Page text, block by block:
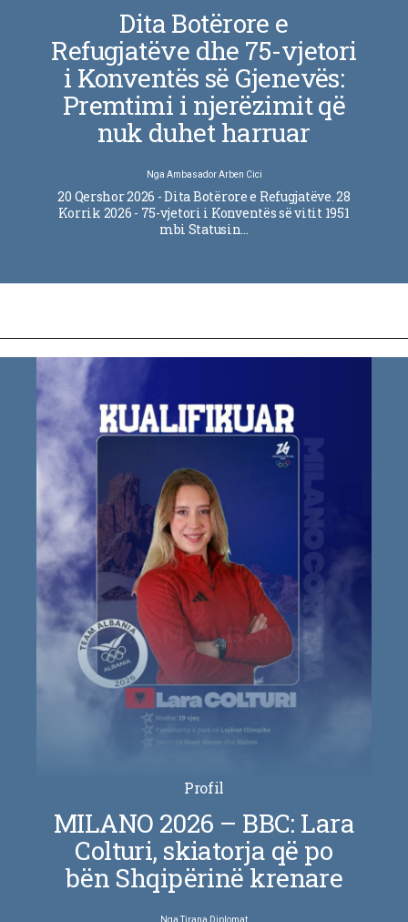
Dita Botërore e
Refugjatëve dhe 75-vjetori
i Konventës së Gjenevës:
Premtimi i njerëzimit që
nuk duhet harruar
Nga Ambasador Arben Cici
20 Qershor 2026 - Dita Botërore e Refugjatëve. 28
Korrik 2026 - 75-vjetori i Konventës së vitit 1951
mbi Statusin…
Profil
MILANO 2026 – BBC: Lara
Colturi, skiatorja që po
bën Shqipërinë krenare
NgaTirana Diplomat